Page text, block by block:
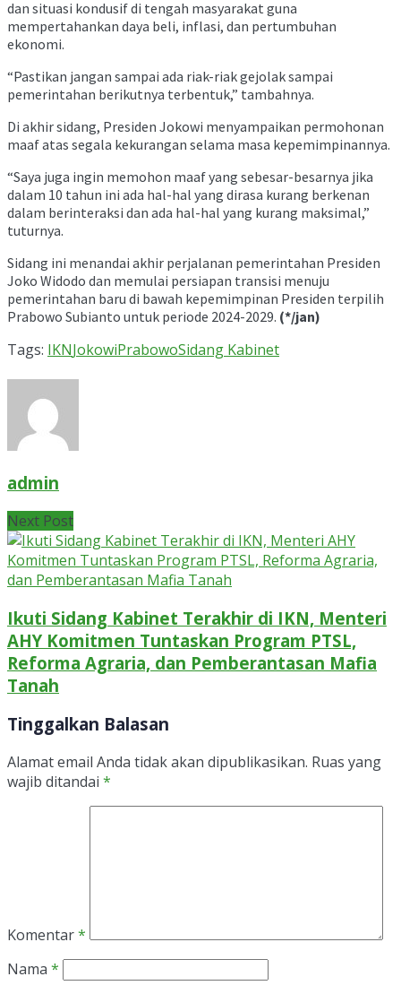
dan situasi kondusif di tengah masyarakat guna
mempertahankan daya beli, inflasi, dan pertumbuhan
ekonomi.
“Pastikan jangan sampai ada riak-riak gejolak sampai
pemerintahan berikutnya terbentuk,” tambahnya.
Di akhir sidang, Presiden Jokowi menyampaikan permohonan
maaf atas segala kekurangan selama masa kepemimpinannya.
“Saya juga ingin memohon maaf yang sebesar-besarnya jika
dalam 10 tahun ini ada hal-hal yang dirasa kurang berkenan
dalam berinteraksi dan ada hal-hal yang kurang maksimal,”
tuturnya.
Sidang ini menandai akhir perjalanan pemerintahan Presiden
Joko Widodo dan memulai persiapan transisi menuju
pemerintahan baru di bawah kepemimpinan Presiden terpilih
Prabowo Subianto untuk periode 2024-2029. (*/jan)
Tags: IKNJokowiPrabowoSidang Kabinet
admin
Next Post
Ikuti Sidang Kabinet Terakhir di IKN, Menteri
AHY Komitmen Tuntaskan Program PTSL,
Reforma Agraria, dan Pemberantasan Mafia
Tanah
Tinggalkan Balasan
Alamat email Anda tidak akan dipublikasikan. Ruas yang
wajib ditandai *
Komentar*
Nama *